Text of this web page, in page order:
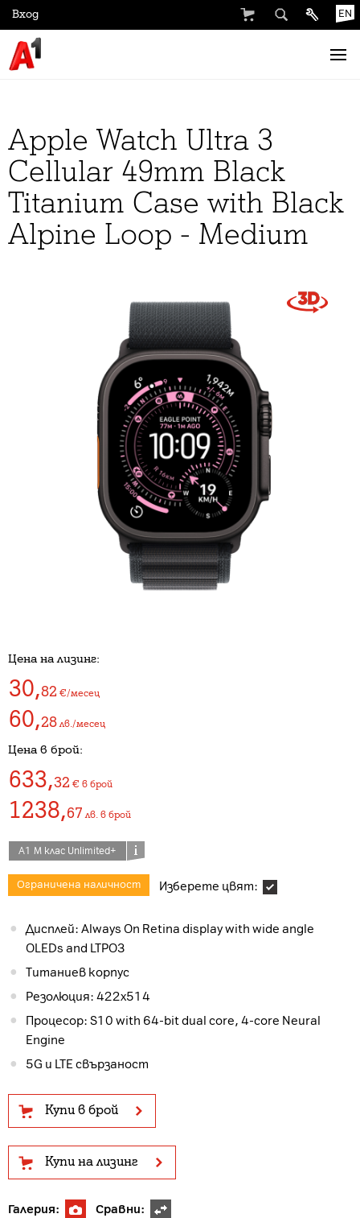
EN
Вход
Apple Watch Ultra 3
Cellular 49mm Black
Titanium Case with Black
Alpine Loop - Medium
Цена на лизинг:
30,82 €/месец
60,28 лв./месец
Цена в брой:
633,32 € в брой
1238,67 лв. в брой
А1 М клас Unlimited+
Ограничена наличност Изберете цвят:
Дисплей: Always On Retina display with wide angle
OLEDs and LTPO3
Титаниев корпус
Резолюция: 422х514
Процесор: S10 with 64-bit dual core, 4-core Neural
Engine
5G и LTE свързаност
Купи в брой
Купи на лизинг
Галерия: Сравни: